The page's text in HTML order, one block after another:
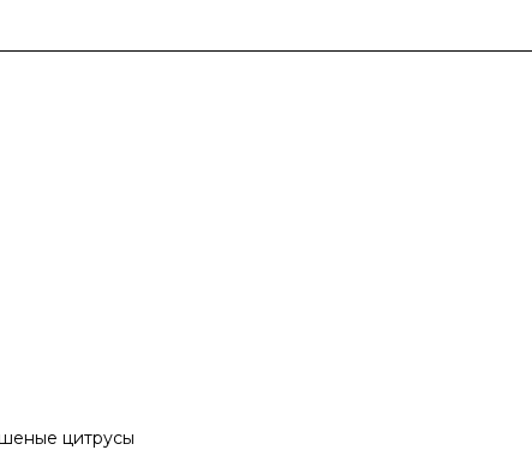
цитрусы